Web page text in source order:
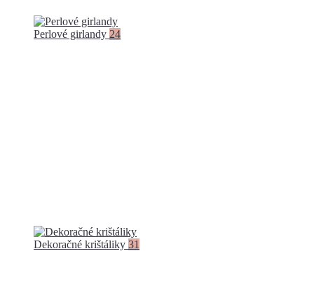
Perlové girlandy 24
Dekoračné krištáliky 31